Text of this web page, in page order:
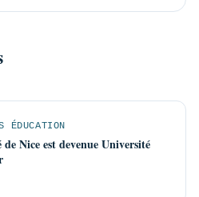
ÉDUCATION
Nice est devenue Université